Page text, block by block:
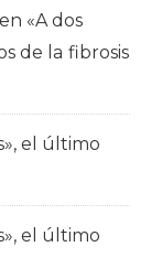
en «A dos
de la fibrosis
el último
el último